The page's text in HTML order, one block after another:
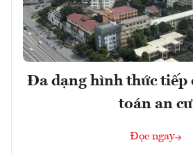
Đa dạng hình thức tiếp
toán an cư
Đọc ngay